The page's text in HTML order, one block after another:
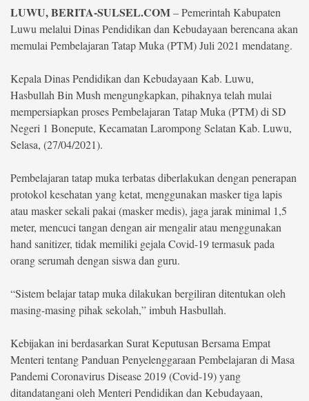
Disclaimer
©
Copyright
berita-
sulsel.com
.
All
Reserved
LUWU, BERITA-SULSEL.COM– Pemerintah Kabupaten
Luwu melalui Dinas Pendidikan dan Kebudayaan berencana akan
memulai Pembelajaran Tatap Muka (PTM) Juli 2021 mendatang.
Kepala Dinas Pendidikan dan Kebudayaan Kab. Luwu,
Hasbullah Bin Mush mengungkapkan, pihaknya telah mulai
mempersiapkan proses Pembelajaran Tatap Muka (PTM) di SD
Negeri 1 Bonepute, Kecamatan Larompong Selatan Kab. Luwu,
Selasa, (27/04/2021).
Pembelajaran tatap muka terbatas diberlakukan dengan penerapan
protokol kesehatan yang ketat, menggunakan masker tiga lapis
atau masker sekali pakai (masker medis), jaga jarak minimal 1,5
meter, mencuci tangan dengan air mengalir atau menggunakan
hand sanitizer, tidak memiliki gejala Covid-19 termasuk pada
orang serumah dengan siswa dan guru.
“Sistem belajar tatap muka dilakukan bergiliran ditentukan oleh
masing-masing pihak sekolah,” imbuh Hasbullah.
Kebijakan ini berdasarkan Surat Keputusan Bersama Empat
Menteri tentang Panduan Penyelenggaraan Pembelajaran di Masa
Pandemi Coronavirus Disease 2019 (Covid-19) yang
ditandatangani oleh Menteri Pendidikan dan Kebudayaan,